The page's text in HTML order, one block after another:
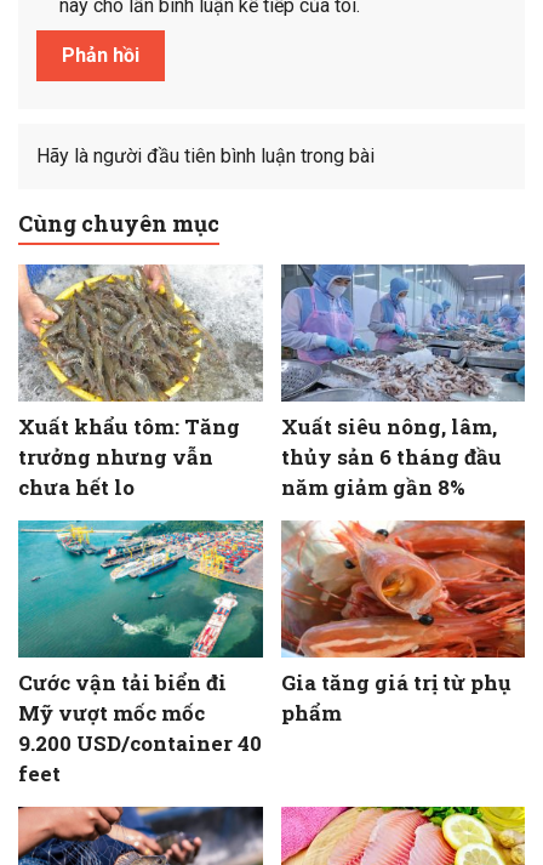
này cho lần bình luận kế tiếp của tôi.
Hãy là người đầu tiên bình luận trong bài
Cùng chuyên mục
Xuất khẩu tôm: Tăng
trưởng nhưng vẫn
chưa hết lo
Xuất siêu nông, lâm,
thủy sản 6 tháng đầu
năm giảm gần 8%
Cước vận tải biển đi
Mỹ vượt mốc mốc
9.200 USD/container 40
feet
Gia tăng giá trị từ phụ
phẩm